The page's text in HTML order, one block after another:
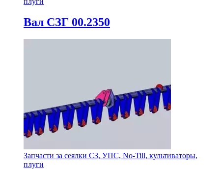
Вал СЗГ 00.2350
Запчасти за сеялки СЗ, УПС, No-Till, культиваторы,
плуги